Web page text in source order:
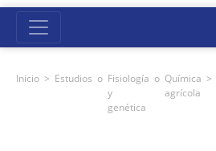
Inicio > Estudios o Fisiología
y
genética
o Química
agrícola
>